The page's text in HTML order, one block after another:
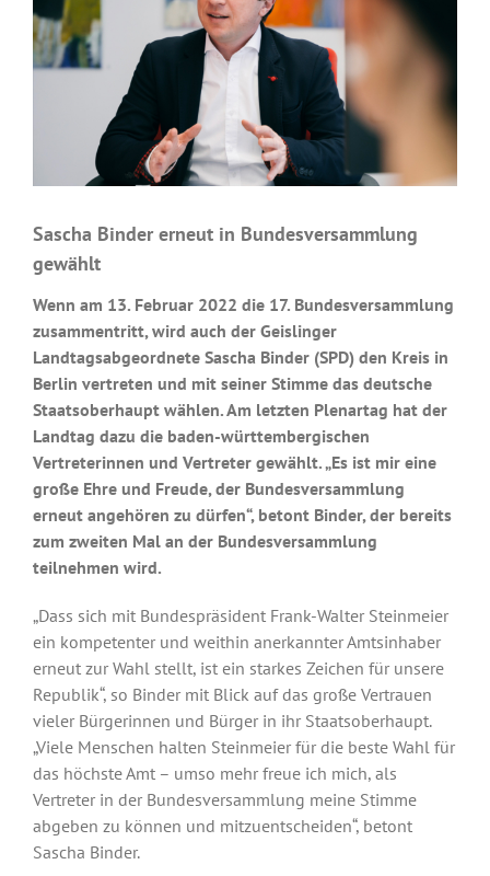
Sascha Binder erneut in Bundesversammlung
gewählt
Wenn am 13. Februar 2022 die 17. Bundesversammlung
zusammentritt, wird auch der Geislinger
Landtagsabgeordnete Sascha Binder (SPD) den Kreis in
Berlin vertreten und mit seiner Stimme das deutsche
Staatsoberhaupt wählen. Am letzten Plenartag hat der
Landtag dazu die baden-württembergischen
Vertreterinnen und Vertreter gewählt. „Es ist mir eine
große Ehre und Freude, der Bundesversammlung
erneut angehören zu dürfen“, betont Binder, der bereits
zum zweiten Mal an der Bundesversammlung
teilnehmen wird.
„Dass sich mit Bundespräsident Frank-Walter Steinmeier
ein kompetenter und weithin anerkannter Amtsinhaber
erneut zur Wahl stellt, ist ein starkes Zeichen für unsere
Republik“, so Binder mit Blick auf das große Vertrauen
vieler Bürgerinnen und Bürger in ihr Staatsoberhaupt.
„Viele Menschen halten Steinmeier für die beste Wahl für
das höchste Amt – umso mehr freue ich mich, als
Vertreter in der Bundesversammlung meine Stimme
abgeben zu können und mitzuentscheiden“, betont
Sascha Binder.